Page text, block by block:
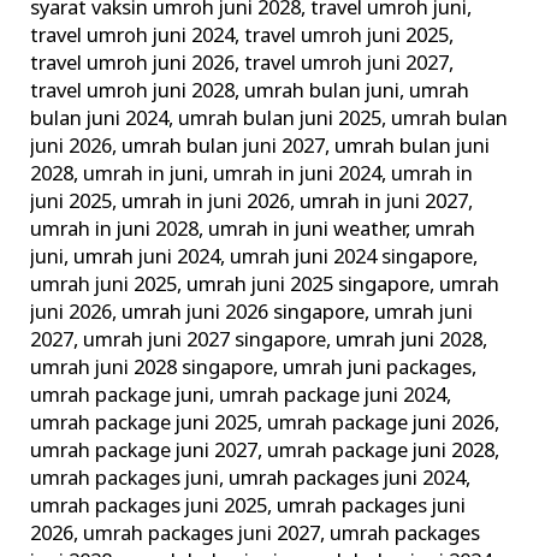
syarat vaksin umroh juni 2028,travel umroh juni,
travel umroh juni 2024,travel umroh juni 2025,
travel umroh juni 2026,travel umroh juni 2027,
travel umroh juni 2028, umrah bulan juni, umrah
bulan juni 2024, umrah bulan juni 2025, umrah bulan
juni 2026, umrah bulan juni 2027, umrah bulan juni
2028, umrah in juni, umrah in juni 2024, umrah in
juni 2025, umrah in juni 2026, umrah in juni 2027,
umrah in juni 2028, umrah in juni weather, umrah
juni, umrah juni 2024, umrah juni 2024 singapore,
umrah juni 2025, umrah juni 2025 singapore, umrah
juni 2026, umrah juni 2026 singapore, umrah juni
2027, umrah juni 2027 singapore, umrah juni 2028,
umrah juni 2028 singapore, umrah juni packages,
umrah package juni, umrah package juni 2024,
umrah package juni 2025, umrah package juni 2026,
umrah package juni 2027, umrah package juni 2028,
umrah packages juni, umrah packages juni 2024,
umrah packages juni 2025, umrah packages juni
2026, umrah packages juni 2027, umrah packages